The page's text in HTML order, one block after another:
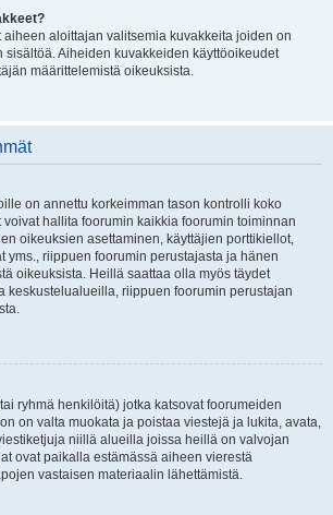
aloittajan valitsemia kuvakkeita joiden on
sisältöä. Aiheiden kuvakkeiden käyttöoikeudet
määrittelemistä oikeuksista.
on annettu korkeimman tason kontrolli koko
hallita foorumin kaikkia foorumin toiminnan
oikeuksien asettaminen, käyttäjien porttikiellot,
yms., riippuen foorumin perustajasta ja hänen
oikeuksista. Heillä saattaa olla myös täydet
keskustelualueilla, riippuen foorumin perustajan
ryhmä henkilöitä) jotka katsovat foorumeiden
on valta muokata ja poistaa viestejä ja lukita, avata,
niillä alueilla joissa heillä on valvojan
ovat paikalla estämässä aiheen vierestä
vastaisen materiaalin lähettämistä.